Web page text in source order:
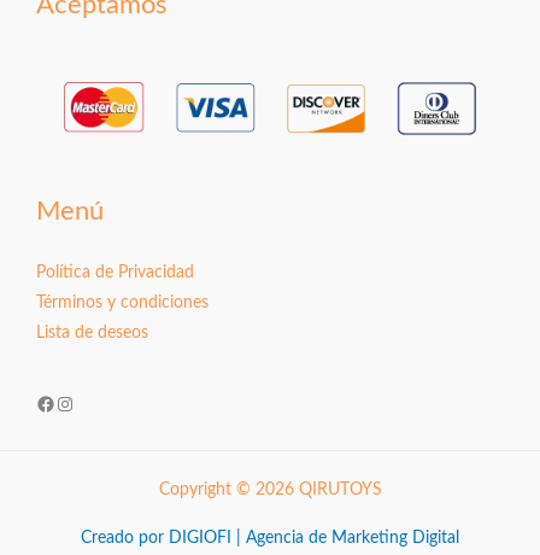
Menú
Política de Privacidad
Términos y condiciones
Lista de deseos
Facebook
Instagram
Copyright © 2026 QIRUTOYS
Creado por DIGIOFI | Agencia de Marketing Digital